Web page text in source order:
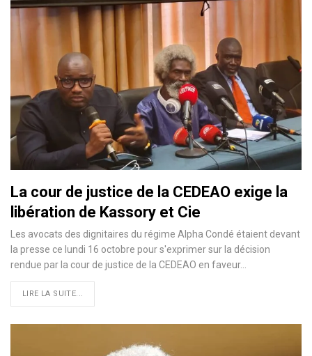
La cour de justice de la CEDEAO exige la
libération de Kassory et Cie
Les avocats des dignitaires du régime Alpha Condé étaient devant
la presse ce lundi 16 octobre pour s'exprimer sur la décision
rendue par la cour de justice de la CEDEAO en faveur…
LIRE LA SUITE...